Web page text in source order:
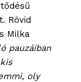
Rövid
Milka
pauzáiban
oly